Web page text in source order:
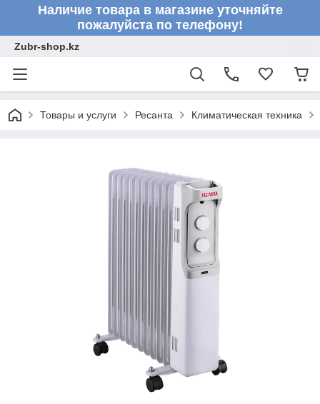
Наличие товара в магазине уточняйте
пожалуйста по телефону!
Zubr-shop.kz
Товары и услуги Ресанта Климатическая техника